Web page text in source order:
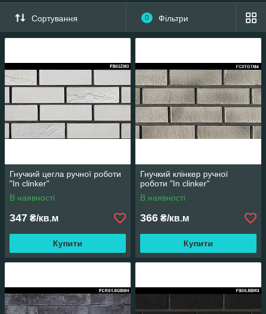
Сортування 0 Фільтри
Гнучкий цегла ручної роботи
"In clinker"
В наявності
347 ₴/кв.м
Купити
Гнучкий клінкер ручної
роботи "In clinker"
В наявності
366 ₴/кв.м
Купити